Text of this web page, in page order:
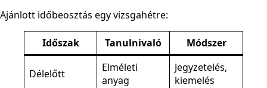
Ajánlott időbeosztás egy vizsgahétre:
Időszak Tanulnivaló Módszer
Délelőtt
Elméleti
anyag
Jegyzetelés,
kiemelés